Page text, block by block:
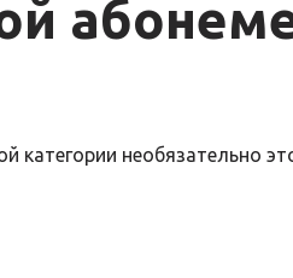
категории необязательно